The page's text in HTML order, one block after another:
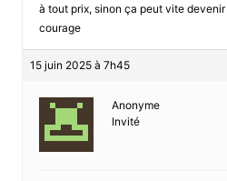
à tout prix, sinon ça peut vite
courage
15 juin 2025 à 7h45
Anonyme
Invité